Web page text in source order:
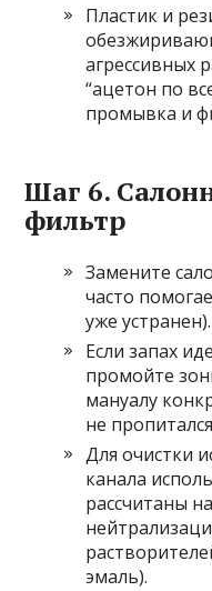
Пластик и
агрессивных
“ацетон по
промывка и
Шаг 6.
фильтр
Замените
часто
уже устранен).
Если запах
промойте
мануалу
не
Для очистки
канала
рассчитаны
эмаль).